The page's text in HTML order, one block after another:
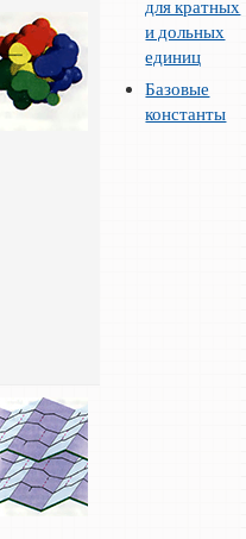
для кратных
и дольных
единиц
Базовые
константы